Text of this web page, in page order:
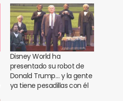
Disney World ha
presentado su robot de
Donald Trump… y la gente
ya tiene pesadillas con él